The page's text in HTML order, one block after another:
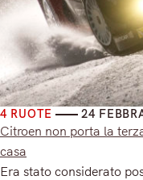
4 RUOTE 24
Citroen non porta la
casa
Era stato considerato